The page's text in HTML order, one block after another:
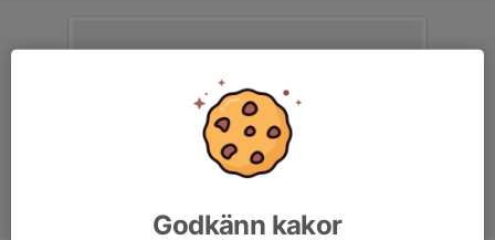
Godkänn kakor